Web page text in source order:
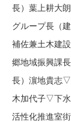
長）葉上耕大
グループ長（
補佐兼土木建
郷地域振興課
長）濵地貴志▽
木加代子▽下
活性化推進室